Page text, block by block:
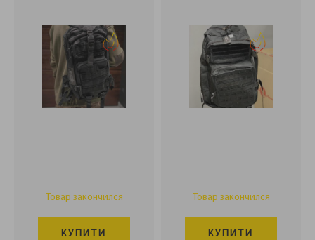
Товар закончился
КУПИТИ
Товар закончился
КУПИТИ